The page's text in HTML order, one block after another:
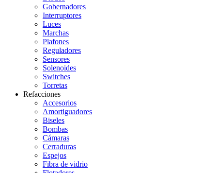
Gobernadores
Interruptores
Luces
Marchas
Plafones
Reguladores
Sensores
Solenoides
Switches
Torretas
Refacciones
Accesorios
Amortiguadores
Biseles
Bombas
Cámaras
Cerraduras
Espejos
Fibra de vidrio